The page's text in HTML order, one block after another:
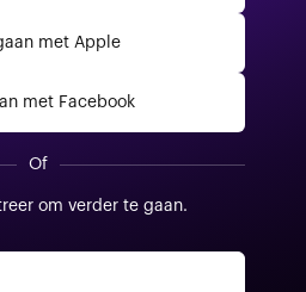
met Apple
met Facebook
Of
om verder te gaan.